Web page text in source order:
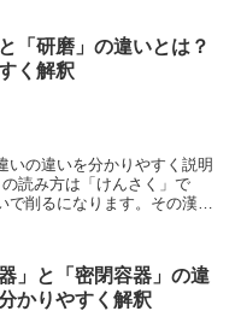
「研磨」の違いとは？
く解釈
いの違いを分かりやすく説明
読み方は「けんさく」で
削るになります。その漢字
器」と「密閉容器」の違
かりやすく解釈